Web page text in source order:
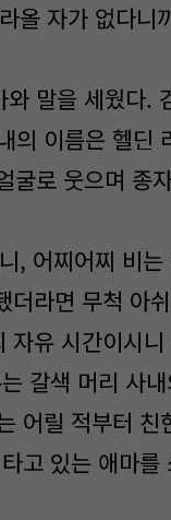
올 자가 없다니
말을 세웠다.
의 이름은 헬딘
굴로 웃으며 종
, 어찌어찌 비
더라면 무척 아
유 시간이시
갈색 머리 사
어릴 적부터
고 있는 애마